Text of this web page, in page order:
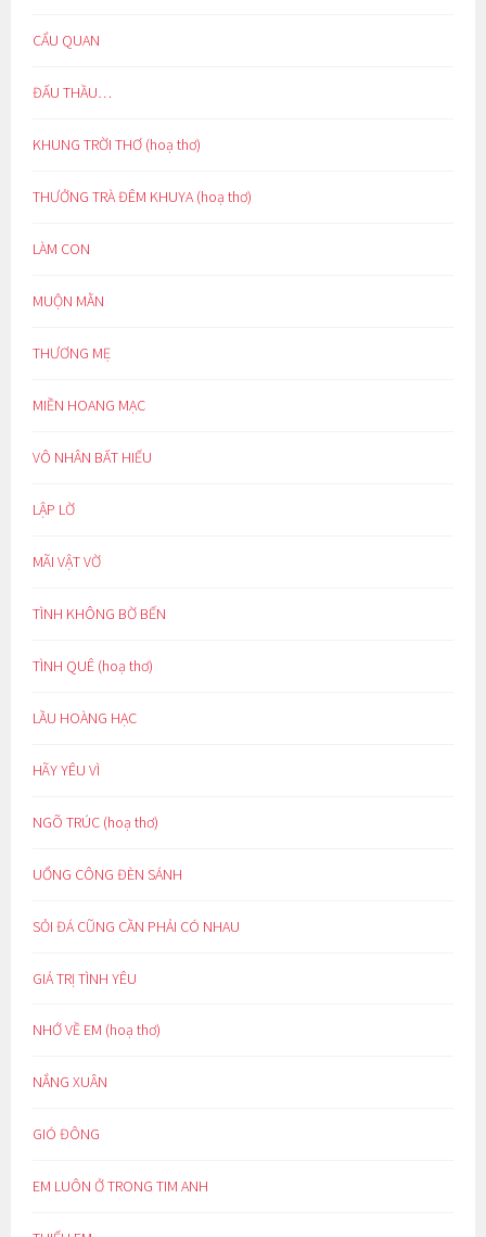
CẨU QUAN
ĐẤU THẦU…
KHUNG TRỜI THƠ (hoạ thơ)
THƯỞNG TRÀ ĐÊM KHUYA (hoạ thơ)
LÀM CON
MUỘN MẰN
THƯƠNG MẸ
MIỀN HOANG MẠC
VÔ NHÂN BẤT HIẾU
LẬP LỜ
MÃI VẬT VỜ
TÌNH KHÔNG BỜ BẾN
TÌNH QUÊ (hoạ thơ)
LẦU HOÀNG HẠC
HÃY YÊU VÌ
NGÕ TRÚC (hoạ thơ)
UỔNG CÔNG ĐÈN SÁNH
SỎI ĐÁ CŨNG CẦN PHẢI CÓ NHAU
GIÁ TRỊ TÌNH YÊU
NHỚ VỀ EM (hoạ thơ)
NẮNG XUÂN
GIÓ ĐÔNG
EM LUÔN Ở TRONG TIM ANH